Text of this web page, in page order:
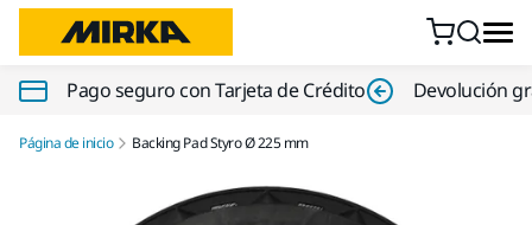
Pago seguro con Tarjeta de Crédito Devolución
Página de inicio Backing Pad Styro Ø 225 mm